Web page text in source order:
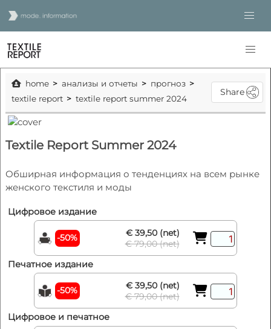
home анализы и отчеты
прогноз
textile report
textile report summer 2024
Share
Textile Report Summer 2024
Обширная информация о тенденциях на всем рынке
женского текстиля и моды
Цифровое издание
-50%
€ 39,50 (net)
€ 79,00 (net)
Печатное издание
-50%
€ 39,50 (net)
€ 79,00 (net)
Цифровое и печатное